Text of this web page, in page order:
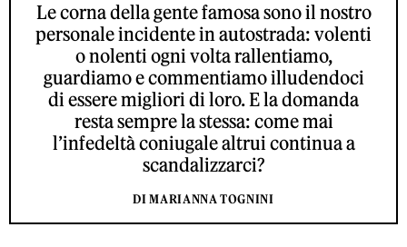
Le corna della gente famosa sono il nostro
personale incidente in autostrada: volenti
o nolenti ogni volta rallentiamo,
guardiamo e commentiamo illudendoci
di essere migliori di loro. E la domanda
resta sempre la stessa: come mai
l’infedeltà coniugale altrui continua a
scandalizzarci?
DI MARIANNA TOGNINI